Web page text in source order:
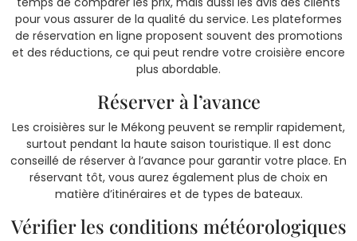
pour vous assurer de la qualité du service. Les plateformes
de réservation en ligne proposent souvent des promotions
et des réductions, ce qui peut rendre votre croisière encore
plus abordable.
Réserver à l’avance
Les croisières sur le Mékong peuvent se remplir rapidement,
surtout pendant la haute saison touristique. Il est donc
conseillé de réserver à l’avance pour garantir votre place. En
réservant tôt, vous aurez également plus de choix en
matière d’itinéraires et de types de bateaux.
Vérifier les conditions météorologiques